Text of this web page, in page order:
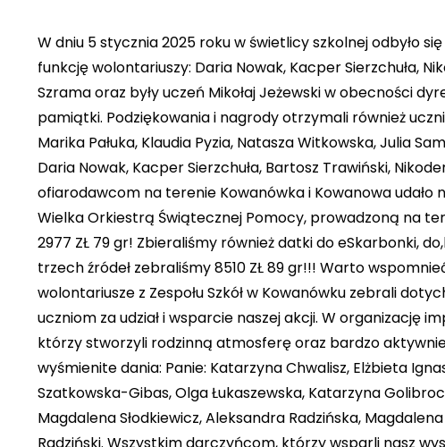
W dniu 5 stycznia 2025 roku w świetlicy szkolnej odbyło
funkcję wolontariuszy: Daria Nowak, Kacper Sierzchuła,
Szrama oraz były uczeń Mikołaj Jeżewski w obecności
pamiątki. Podziękowania i nagrody otrzymali również
Marika Pałuka, Klaudia Pyzia, Natasza Witkowska, Julia
Daria Nowak, Kacper Sierzchuła, Bartosz Trawiński,
ofiarodawcom na terenie Kowanówka i Kowanowa udało
Wielka Orkiestrą Świątecznej Pomocy, prowadzoną na
2977 ZŁ 79 gr! Zbieraliśmy również datki do eSkarbonki,
trzech źródeł zebraliśmy 8510 ZŁ 89 gr!!! Warto
wolontariusze z Zespołu Szkół w Kowanówku zebrali
uczniom za udział i wsparcie naszej akcji. W organizację
którzy stworzyli rodzinną atmosferę oraz bardzo
wyśmienite dania: Panie: Katarzyna Chwalisz, Elżbieta
Szatkowska-Gibas, Olga Łukaszewska, Katarzyna
Magdalena Słodkiewicz, Aleksandra Radzińska,